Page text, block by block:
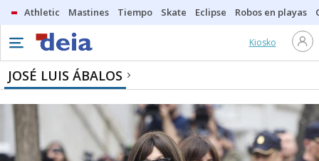
Athletic Mastines Tiempo Skate Eclipse Robos en playas
Kiosko
JOSÉ LUIS ÁBALOS